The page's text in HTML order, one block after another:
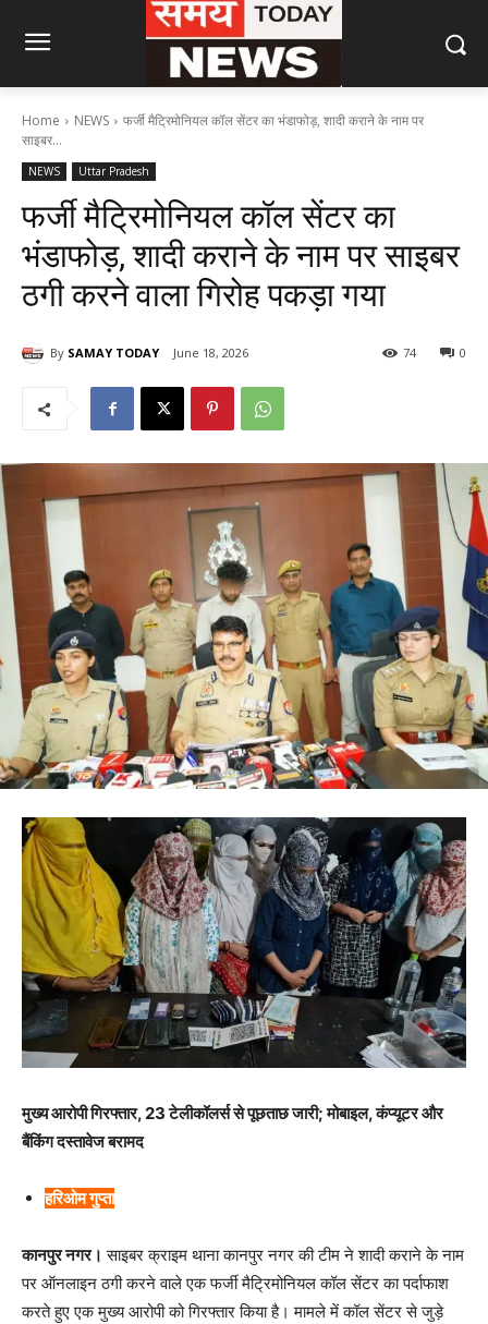
Home NEWS
फर्जी मैट्रिमोनियल कॉल सेंटर का भंडाफोड़, शादी कराने के नाम पर
साइबर...
NEWS Uttar Pradesh
फर्जी मैट्रिमोनियल कॉल सेंटर का
भंडाफोड़, शादी कराने के नाम पर साइबर
ठगी करने वाला गिरोह पकड़ा गया
By SAMAY TODAY June 18, 2026 0
74
मुख्य आरोपी गिरफ्तार, 23 टेलीकॉलर्स से पूछताछ जारी; मोबाइल, कंप्यूटर और
बैंकिंग दस्तावेज बरामद
हरिओम गुप्ता
कानपुर नगर। साइबर क्राइम थाना कानपुर नगर की टीम ने शादी कराने के नाम
पर ऑनलाइन ठगी करने वाले एक फर्जी मैट्रिमोनियल कॉल सेंटर का पर्दाफाश
करते हुए एक मुख्य आरोपी को गिरफ्तार किया है। मामले में कॉल सेंटर से जुड़े